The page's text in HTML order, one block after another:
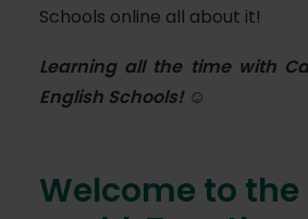
Schools online all about it!
Learning all the time with
English Schools! ☺
Welcome to